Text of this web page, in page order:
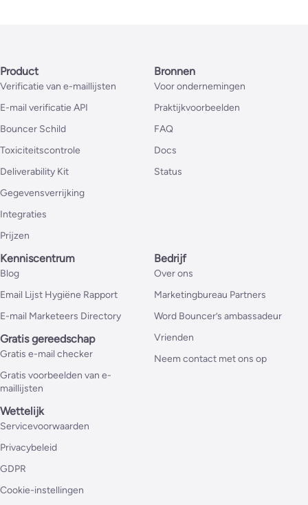
Product
Verificatie van e-maillijsten
E-mail verificatie API
Bouncer Schild
Toxiciteitscontrole
Deliverability Kit
Gegevensverrijking
Integraties
Prijzen
Bronnen
Voor ondernemingen
Praktijkvoorbeelden
FAQ
Docs
Status
Kenniscentrum
Blog
Email Lijst Hygiëne Rapport
E-mail Marketeers Directory
Gratis gereedschap
Gratis e-mail checker
Gratis voorbeelden van e-
maillijsten
Bedrijf
Over ons
Marketingbureau Partners
Word Bouncer’s ambassadeur
Vrienden
Neem contact met ons op
Wettelijk
Servicevoorwaarden
Privacybeleid
GDPR
Cookie-instellingen